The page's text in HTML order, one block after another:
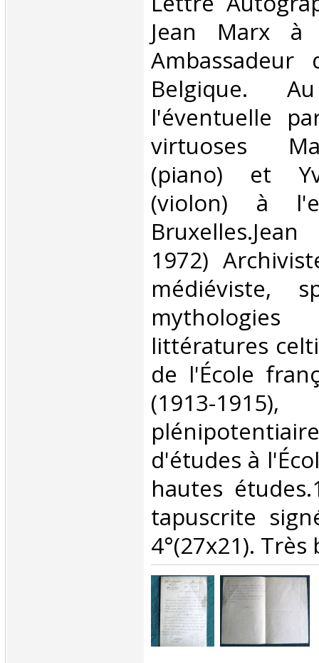
Jean Marx à
Belgique.
l'éventuelle
virtuoses
(piano) et
(violon) à
1972)
médiéviste,
littératures
de l'École
(1913-
d'études à
hautes
tapuscrite
4°(27x21).